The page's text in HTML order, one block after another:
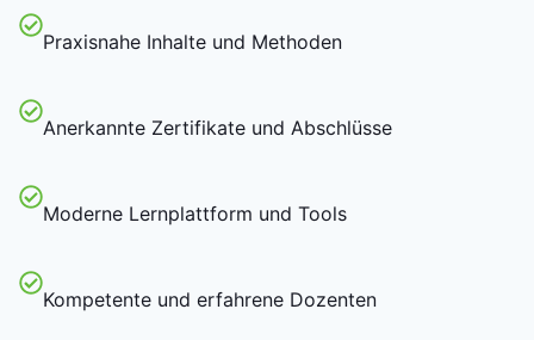
Praxisnahe Inhalte und Methoden
Anerkannte Zertifikate und Abschlüsse
Moderne Lernplattform und Tools
Kompetente und erfahrene Dozenten